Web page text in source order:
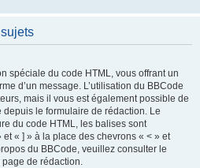
spéciale du code HTML, vous offrant un
d’un message. L’utilisation du BBCode
mais il vous est également possible de
depuis le formulaire de rédaction. Le
du code HTML, les balises sont
« ] » à la place des chevrons « < » et
du BBCode, veuillez consulter le
de rédaction.